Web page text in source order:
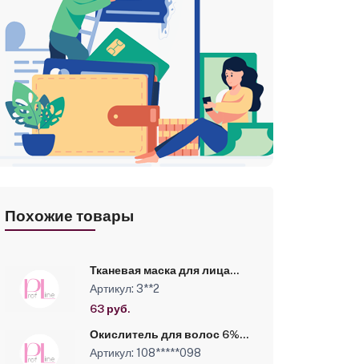
Похожие товары
Тканевая маска для лица
омолаживающая Kapous, 25
г
Артикул: 3**2
63 руб.
Окислитель для волос 6%-
100 мл -LUXOR
PROFESSIONAL
Артикул: 108*****098